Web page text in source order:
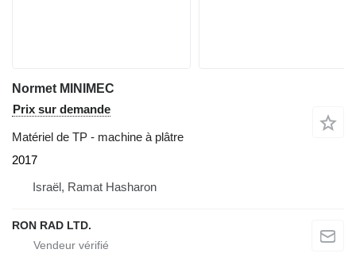
Normet MINIMEC
Prix sur demande
Matériel de TP - machine à plâtre
2017
Israël, Ramat Hasharon
RON RAD LTD.